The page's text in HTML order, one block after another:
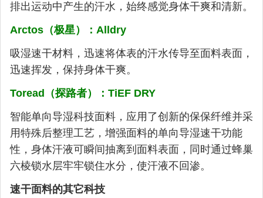
排出运动中产生的汗水，始终感觉身体干爽和清新。
Arctos（极星）：Alldry
吸湿速干材料，迅速将体表的汗水传导至面料表面，
迅速挥发，保持身体干爽。
Toread（探路者）：TiEF DRY
智能单向导湿科技面料，应用了创新的保保纤维并采
用特殊后整理工艺，增强面料的单向导湿速干功能
性，身体汗液可瞬间抽离到面料表面，同时通过蜂巢
六棱锁水层牢牢锁住水分，使汗液不回渗。
速干面料的其它科技